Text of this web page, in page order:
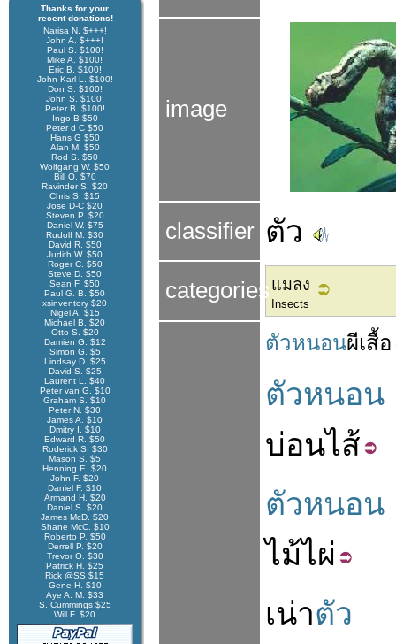
Thanks for your
recent donations!
Narisa N. $+++!
John A. $+++!
Paul S. $100!
Mike A. $100!
Eric B. $100!
John Karl L. $100!
Don S. $100!
John S. $100!
Peter B. $100!
Ingo B $50
Peter d C $50
Hans G $50
Alan M. $50
Rod S. $50
Wolfgang W. $50
Bill O. $70
Ravinder S. $20
Chris S. $15
Jose D-C $20
Steven P. $20
Daniel W. $75
Rudolf M. $30
David R. $50
Judith W. $50
Roger C. $50
Steve D. $50
Sean F. $50
Paul G. B. $50
xsinventory $20
Nigel A. $15
Michael B. $20
Otto S. $20
Damien G. $12
Simon G. $5
Lindsay D. $25
David S. $25
Laurent L. $40
Peter van G. $10
Graham S. $10
Peter N. $30
James A. $10
Dmitry I. $10
Edward R. $50
Roderick S. $30
Mason S. $5
Henning E. $20
John F. $20
Daniel F. $10
Armand H. $20
Daniel S. $20
James McD. $20
Shane McC. $10
Roberto P. $50
Derrell P. $20
Trevor O. $30
Patrick H. $25
Rick @SS $15
Gene H. $10
Aye A. M. $33
S. Cummings $25
Will F. $20
image
classifier ตัว
categories แมลง
Insects
ตัวหนอนผีเสื้อ
ตัวหนอน
บ่อนไส้
ตัวหนอน
ไม้ไผ่
เน่าตัว